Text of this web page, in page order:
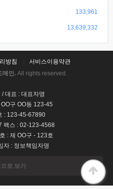
133,961
13,639,332
방침
서비스이용약관
메인. All rights reserved.
/ 대표 : 대표자명
구 OO동 123-45
: 123-45-67890
팩스 : 02-123-4568
: 제 OO구 - 123호
자 : 정보책임자명
로 보기